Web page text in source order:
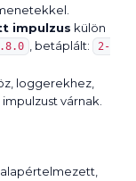
impulzus külön
, betáplált:
2-
loggerekhez,
várnak.